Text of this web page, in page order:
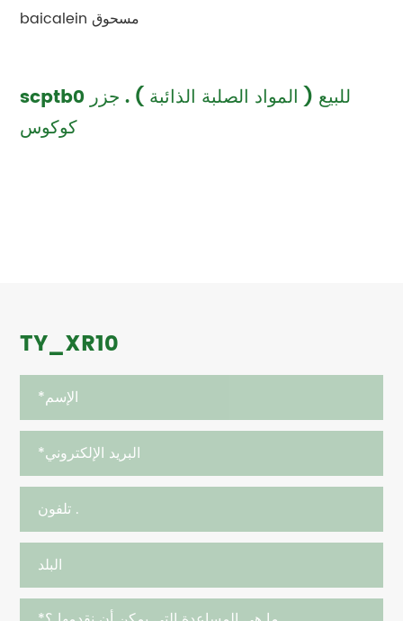
baicalein مسحوق
scptb0 للبيع ( المواد الصلبة الذائبة ) . جزر
كوكوس
TY_XR10